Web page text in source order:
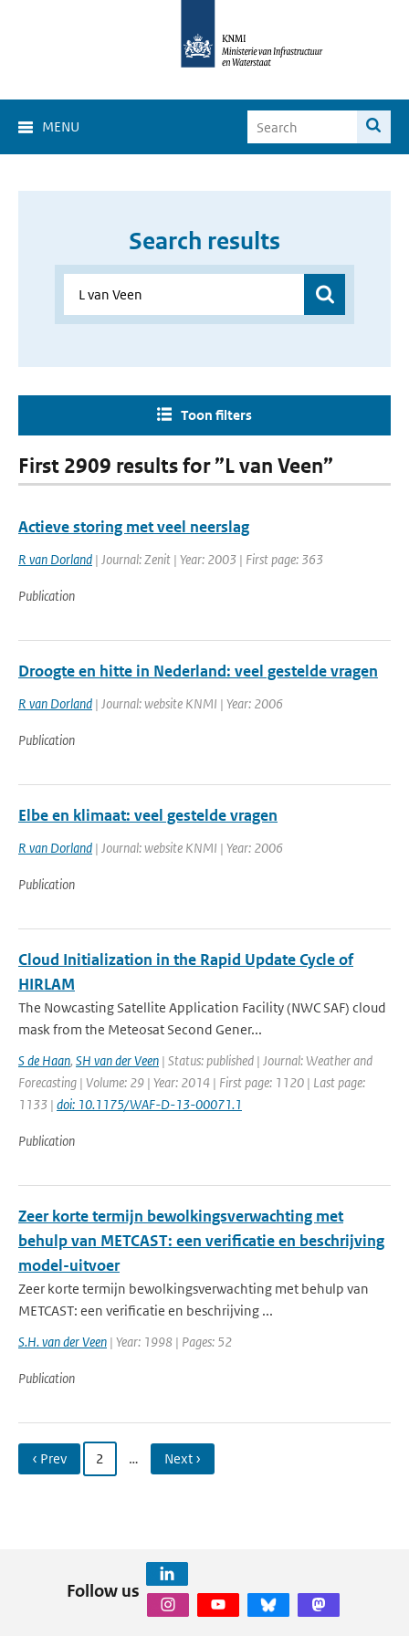
MENU
Search results
Toon filters
First 2909 results for ”L van Veen”
Actieve storing met veel neerslag
R van Dorland | Journal: Zenit | Year: 2003 | First page: 363
Publication
Droogte en hitte in Nederland: veel gestelde vragen
R van Dorland | Journal: website KNMI | Year: 2006
Publication
Elbe en klimaat: veel gestelde vragen
R van Dorland | Journal: website KNMI | Year: 2006
Publication
Cloud Initialization in the Rapid Update Cycle of
HIRLAM
The Nowcasting Satellite Application Facility (NWC SAF) cloud
mask from the Meteosat Second Gener...
S de Haan, SH van der Veen | Status: published | Journal: Weather and
Forecasting | Volume: 29 | Year: 2014 | First page: 1120 | Last page:
1133 | doi: 10.1175/WAF-D-13-00071.1
Publication
Zeer korte termijn bewolkingsverwachting met
behulp van METCAST: een verificatie en beschrijving
model-uitvoer
Zeer korte termijn bewolkingsverwachting met behulp van
METCAST: een verificatie en beschrijving ...
S.H. van der Veen | Year: 1998 | Pages: 52
Publication
‹ Prev 2 … Next ›
Follow us